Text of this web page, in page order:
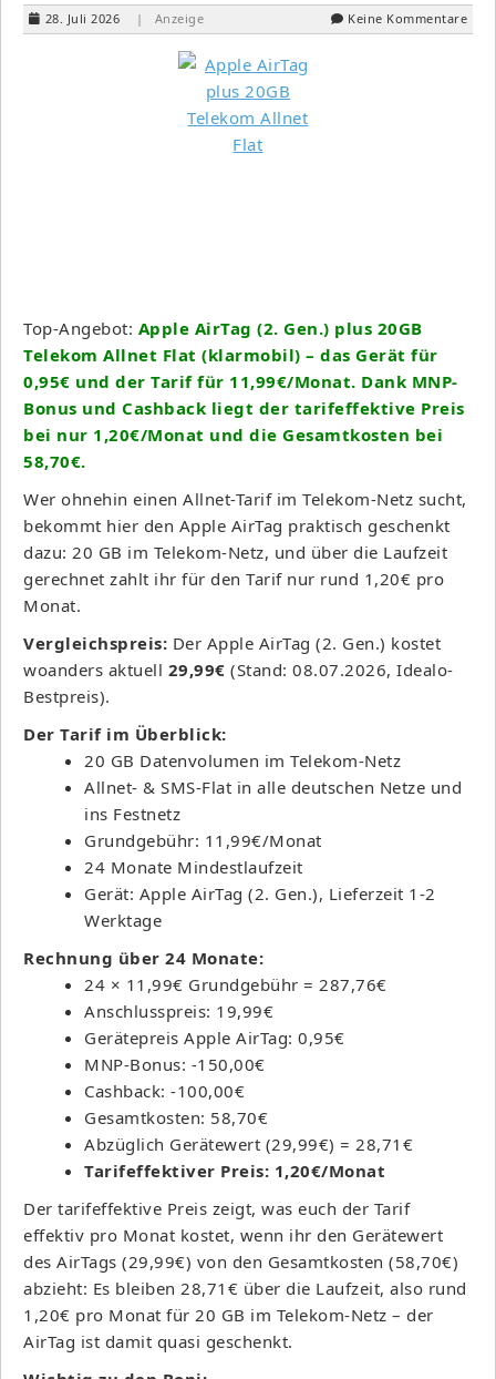
28. Juli 2026 | Anzeige Keine Kommentare
Top-Angebot: Apple AirTag (2. Gen.) plus 20GB
Telekom Allnet Flat (klarmobil) – das Gerät für
0,95€ und der Tarif für 11,99€/Monat. Dank MNP-
Bonus und Cashback liegt der tarifeffektive Preis
bei nur 1,20€/Monat und die Gesamtkosten bei
58,70€.
Wer ohnehin einen Allnet-Tarif im Telekom-Netz sucht,
bekommt hier den Apple AirTag praktisch geschenkt
dazu: 20 GB im Telekom-Netz, und über die Laufzeit
gerechnet zahlt ihr für den Tarif nur rund 1,20€ pro
Monat.
Vergleichspreis: Der Apple AirTag (2. Gen.) kostet
woanders aktuell 29,99€ (Stand: 08.07.2026, Idealo-
Bestpreis).
Der Tarif im Überblick:
20 GB Datenvolumen im Telekom-Netz
Allnet- & SMS-Flat in alle deutschen Netze und
ins Festnetz
Grundgebühr: 11,99€/Monat
24 Monate Mindestlaufzeit
Gerät: Apple AirTag (2. Gen.), Lieferzeit 1-2
Werktage
Rechnung über 24 Monate:
24 × 11,99€ Grundgebühr = 287,76€
Anschlusspreis: 19,99€
Gerätepreis Apple AirTag: 0,95€
MNP-Bonus: -150,00€
Cashback: -100,00€
Gesamtkosten: 58,70€
Abzüglich Gerätewert (29,99€) = 28,71€
Tarifeffektiver Preis: 1,20€/Monat
Der tarifeffektive Preis zeigt, was euch der Tarif
effektiv pro Monat kostet, wenn ihr den Gerätewert
des AirTags (29,99€) von den Gesamtkosten (58,70€)
abzieht: Es bleiben 28,71€ über die Laufzeit, also rund
1,20€ pro Monat für 20 GB im Telekom-Netz – der
AirTag ist damit quasi geschenkt.